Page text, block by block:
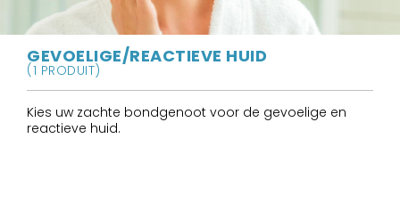
GEVOELIGE/REACTIEVE HUID
(1 PRODUIT)
Kies uw zachte bondgenoot voor de gevoelige en
reactieve huid.